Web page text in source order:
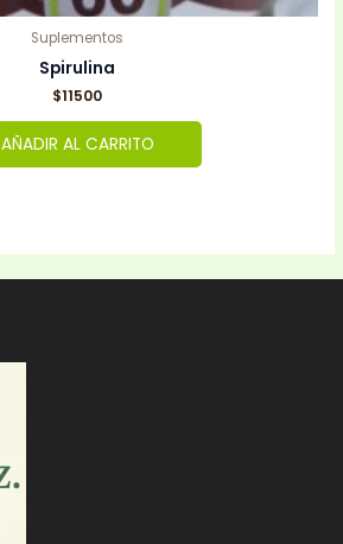
Suplementos
Spirulina
$11500
AÑADIR AL CARRITO